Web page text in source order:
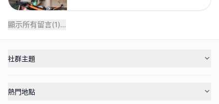
顯示所有留言(1)...
社群主題
熱門地點